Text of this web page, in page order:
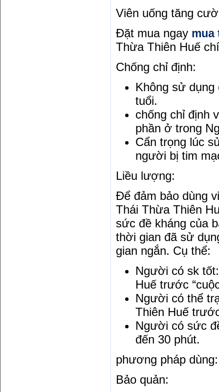
Viên uống tăng
Đặt mua ngay mua
Thừa Thiên Huế
Chống chỉ định:
Không sử
tuổi.
chống chỉ định
phần ở trong
Cẩn trọng lúc
người bị tim
Liều lượng:
Để đảm bảo dùng
Thái Thừa Thiên
sức đề kháng của
thời gian đã sử
gian ngắn. Cụ thể:
Người có sk
Huế trước
Người có thể
Thiên Huế
Người có sức
đến 30 phút.
phương pháp
Bảo quản: